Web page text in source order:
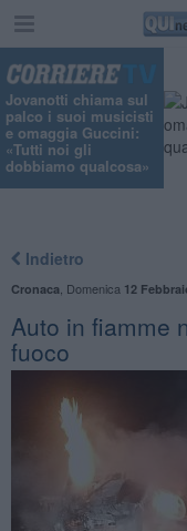
Jovanotti chiama sul
palco i suoi musicisti
e omaggia Guccini:
«Tutti noi gli
dobbiamo qualcosa»
Indietro
Cronaca Domenica 12
Auto in fiamme
fuoco